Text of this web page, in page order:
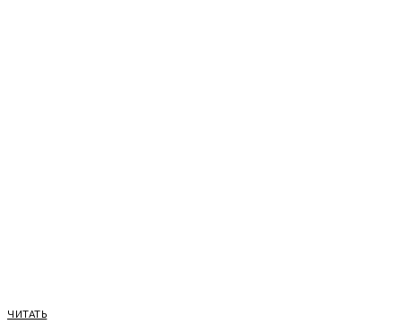
ЧИТАТЬ